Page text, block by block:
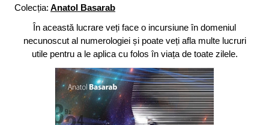
Colecția: Anatol Basarab
În această lucrare veți face o incursiune în domeniul
necunoscut al numerologiei și poate veți afla multe lucruri
utile pentru a le aplica cu folos în viața de toate zilele.